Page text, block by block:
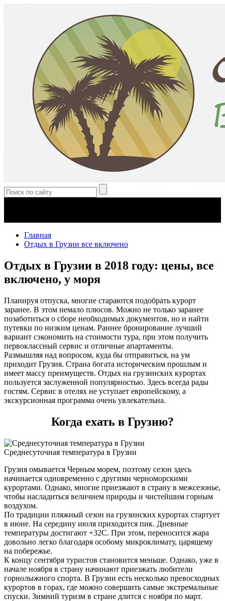
Главная
Отдых в Грузии все включено
Отдых в Грузии в 2018 году: цены, все
включено, у моря
Планируя отпуска, многие стараются подобрать курорт
заранее. В этом немало плюсов. Можно не только заранее
позаботиться о сборе необходимых документов, но и найти
путевки по низким ценам. Раннее бронирование лучший
вариант сэкономить на стоимости тура, при этом получить
первоклассный сервис и отличные апартаменты.
Размышляя над вопросом, куда бы отправиться, на ум
приходит Грузия. Страна богата историческим прошлым и
имеет массу преимуществ. Отдых на грузинских курортах
пользуется заслуженной популярностью. Здесь всегда рады
гостям. Сервис в отелях не уступает европейскому, а
экскурсионная программа очень увлекательна.
Когда ехать в Грузию?
Среднесуточная температура в Грузии
Грузия омывается Черным морем, поэтому сезон здесь
начинается одновременно с другими черноморскими
курортами. Однако, многие приезжают в страну в межсезонье,
чтобы насладиться величием природы и чистейшим горным
воздухом.
По традиции пляжный сезон на грузинских курортах стартует
в июне. На середину июля приходится пик. Дневные
температуры достигают +32С. При этом, переносится жара
довольно легко благодаря особому микроклимату, царящему
на побережье.
К концу сентября туристов становится меньше. Однако, уже в
начале ноября в страну начинают приезжать любители
горнолыжного спорта. В Грузии есть несколько превосходных
курортов в горах, где можно совершить самые экстремальные
спуски. Зимний туризм в стране длится с ноября по март.